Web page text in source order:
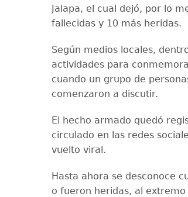
Jalapa, el cual dejó, por lo
fallecidas y 10 más heridas.
Según medios locales,
actividades para
cuando un grupo de
comenzaron a discutir.
El hecho armado quedó
circulado en las redes
vuelto viral.
Hasta ahora se desconoce
o fueron heridas, al